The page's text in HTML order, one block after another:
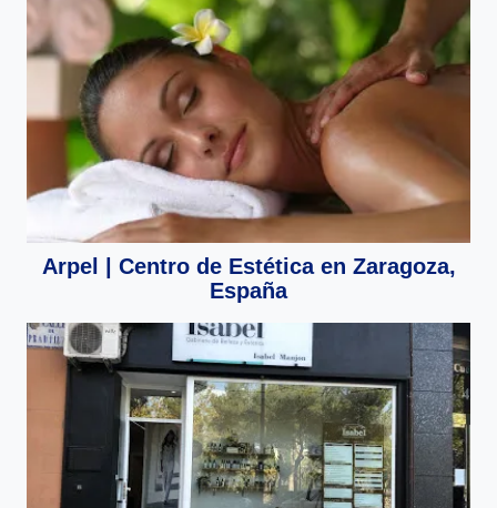
Arpel | Centro de Estética en Zaragoza,
España